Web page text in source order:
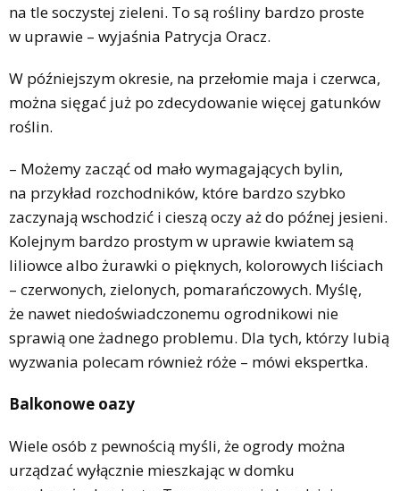
na tle soczystej zieleni. To są rośliny bardzo proste
w uprawie – wyjaśnia Patrycja Oracz.
W późniejszym okresie, na przełomie maja i czerwca,
można sięgać już po zdecydowanie więcej gatunków
roślin.
– Możemy zacząć od mało wymagających bylin,
na przykład rozchodników, które bardzo szybko
zaczynają wschodzić i cieszą oczy aż do późnej jesieni.
Kolejnym bardzo prostym w uprawie kwiatem są
liliowce albo żurawki o pięknych, kolorowych liściach
– czerwonych, zielonych, pomarańczowych. Myślę,
że nawet niedoświadczonemu ogrodnikowi nie
sprawią one żadnego problemu. Dla tych, którzy lubią
wyzwania polecam również róże – mówi ekspertka.
Balkonowe oazy
Wiele osób z pewnością myśli, że ogrody można
urządzać wyłącznie mieszkając w domku